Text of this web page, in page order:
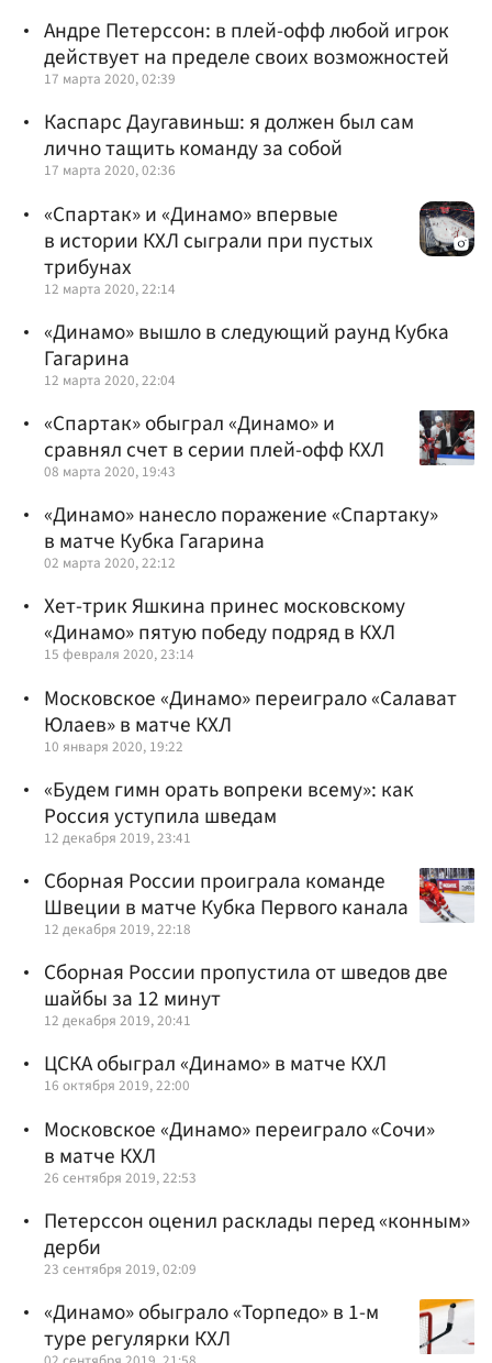
Андре Петерссон: в плей-офф любой игрок
действует на пределе своих возможностей
17 марта 2020, 02:39
Каспарс Даугавиньш: я должен был сам
лично тащить команду за собой
17 марта 2020, 02:36
«Спартак» и «Динамо» впервые
в истории КХЛ сыграли при пустых
трибунах
12 марта 2020, 22:14
«Динамо» вышло в следующий раунд Кубка
Гагарина
12 марта 2020, 22:04
«Спартак» обыграл «Динамо» и
сравнял счет в серии плей-офф КХЛ
08 марта 2020, 19:43
«Динамо» нанесло поражение «Спартаку»
в матче Кубка Гагарина
02 марта 2020, 22:12
Хет-трик Яшкина принес московскому
«Динамо» пятую победу подряд в КХЛ
15 февраля 2020, 23:14
Московское «Динамо» переиграло «Салават
Юлаев» в матче КХЛ
10 января 2020, 19:22
«Будем гимн орать вопреки всему»: как
Россия уступила шведам
12 декабря 2019, 23:41
Сборная России проиграла команде
Швеции в матче Кубка Первого канала
12 декабря 2019, 22:18
Сборная России пропустила от шведов две
шайбы за 12 минут
12 декабря 2019, 20:41
ЦСКА обыграл «Динамо» в матче КХЛ
16 октября 2019, 22:00
Московское «Динамо» переиграло «Сочи»
в матче КХЛ
26 сентября 2019, 22:53
Петерссон оценил расклады перед «конным»
дерби
23 сентября 2019, 02:09
«Динамо» обыграло «Торпедо» в 1-м
туре регулярки КХЛ